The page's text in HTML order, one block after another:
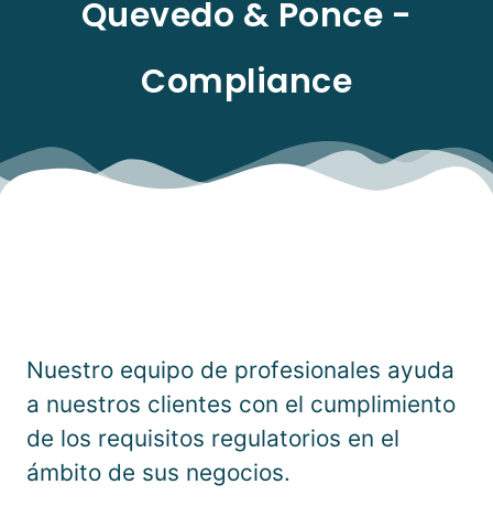
Quevedo & Ponce -
Compliance
Nuestro equipo de profesionales ayuda
a nuestros clientes con el cumplimiento
de los requisitos regulatorios en el
ámbito de sus negocios.